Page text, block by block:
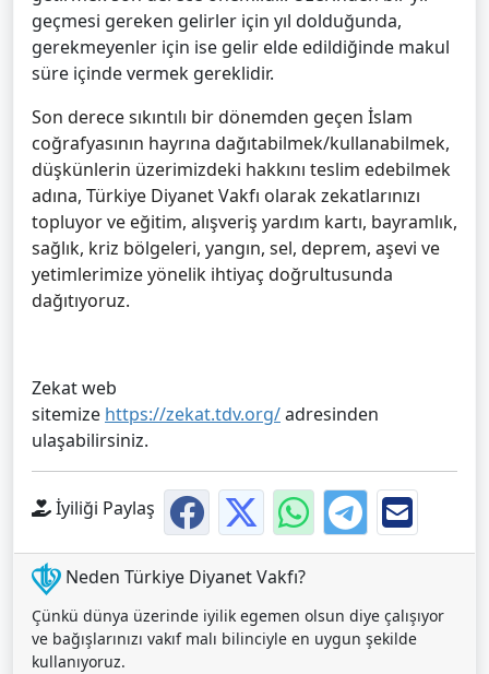
geçmesi gereken gelirler için yıl dolduğunda,
gerekmeyenler için ise gelir elde edildiğinde makul
süre içinde vermek gereklidir.
Son derece sıkıntılı bir dönemden geçen İslam
coğrafyasının hayrına dağıtabilmek/kullanabilmek,
düşkünlerin üzerimizdeki hakkını teslim edebilmek
adına, Türkiye Diyanet Vakfı olarak zekatlarınızı
topluyor ve eğitim, alışveriş yardım kartı, bayramlık,
sağlık, kriz bölgeleri, yangın, sel, deprem, aşevi ve
yetimlerimize yönelik ihtiyaç doğrultusunda
dağıtıyoruz.
Zekat web
sitemize https://zekat.tdv.org/adresinden
ulaşabilirsiniz.
İyiliği Paylaş
Neden Türkiye Diyanet Vakfı?
Çünkü dünya üzerinde iyilik egemen olsun diye çalışıyor
ve bağışlarınızı vakıf malı bilinciyle en uygun şekilde
kullanıyoruz.